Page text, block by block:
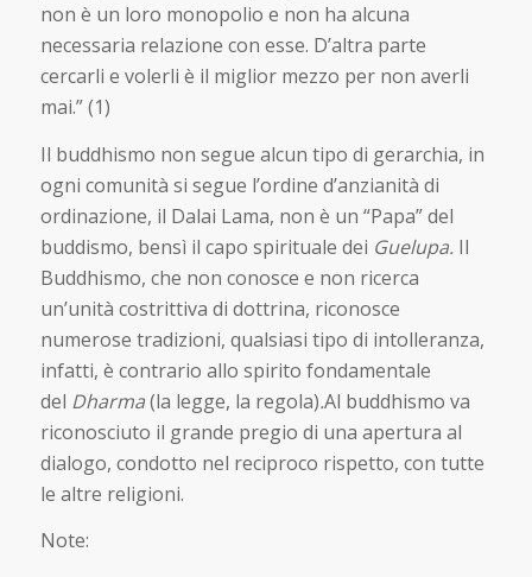
non è un loro monopolio e non ha alcuna
necessaria relazione con esse. D’altra parte
cercarli e volerli è il miglior mezzo per non averli
mai.” (1)
Il buddhismo non segue alcun tipo di gerarchia, in
ogni comunità si segue l’ordine d’anzianità di
ordinazione, il Dalai Lama, non è un “Papa” del
buddismo, bensì il capo spirituale dei Guelupa. Il
Buddhismo, che non conosce e non ricerca
un’unità costrittiva di dottrina, riconosce
numerose tradizioni, qualsiasi tipo di intolleranza,
infatti, è contrario allo spirito fondamentale
del Dharma(la legge, la regola).Al buddhismo va
riconosciuto il grande pregio di una apertura al
dialogo, condotto nel reciproco rispetto, con tutte
le altre religioni.
Note: